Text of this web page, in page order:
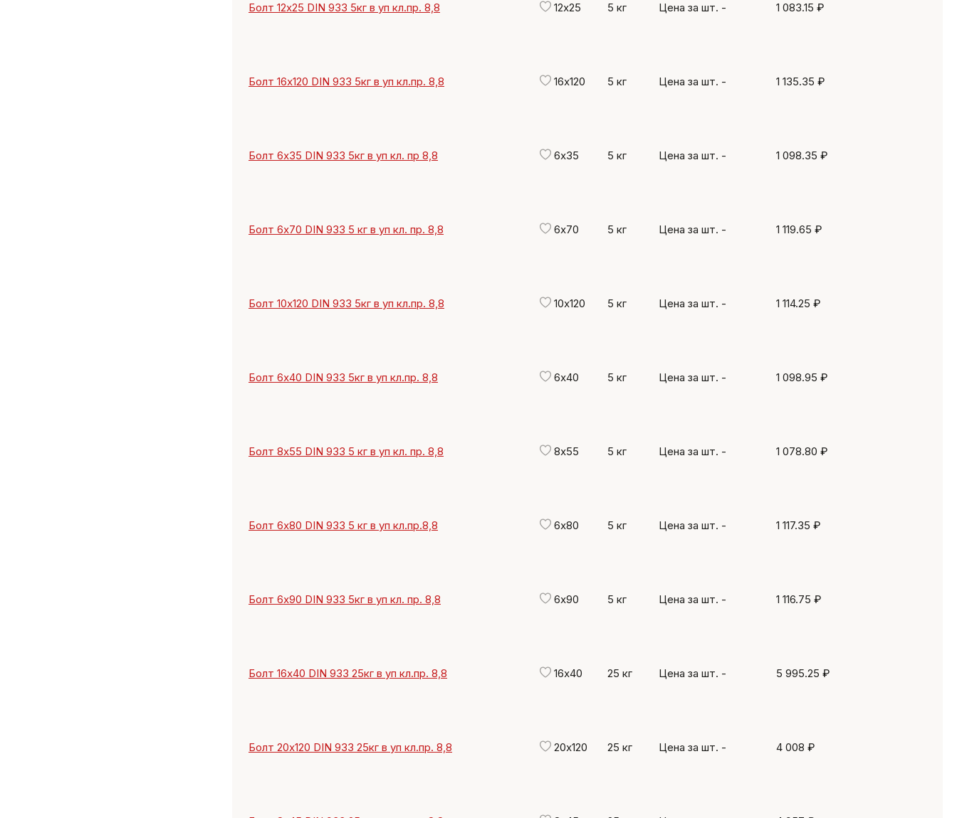
Болт 12х25 DIN 933 5кг в уп кл.пр. 8,8 12х25 5 кг Цена за шт. - 1 083.15 ₽
Болт 16х120 DIN 933 5кг в уп кл.пр. 8,8 16х120 5 кг Цена за шт. - 1 135.35 ₽
Болт 6х35 DIN 933 5кг в уп кл. пр 8,8 6х35 5 кг Цена за шт. - 1 098.35 ₽
Болт 6х70 DIN 933 5 кг в уп кл. пр. 8,8 6х70 5 кг Цена за шт. - 1 119.65 ₽
Болт 10х120 DIN 933 5кг в уп кл.пр. 8,8 10х120 5 кг Цена за шт. - 1 114.25 ₽
Болт 6х40 DIN 933 5кг в уп кл.пр. 8,8 6х40 5 кг Цена за шт. - 1 098.95 ₽
Болт 8х55 DIN 933 5 кг в уп кл. пр. 8,8 8х55 5 кг Цена за шт. - 1 078.80 ₽
Болт 6х80 DIN 933 5 кг в уп кл.пр.8,8 6х80 5 кг Цена за шт. - 1 117.35 ₽
Болт 6х90 DIN 933 5кг в уп кл. пр. 8,8 6х90 5 кг Цена за шт. - 1 116.75 ₽
Болт 16х40 DIN 933 25кг в уп кл.пр. 8,8 16х40 25 кг Цена за шт. - 5 995.25 ₽
Болт 20х120 DIN 933 25кг в уп кл.пр. 8,8 20х120 25 кг Цена за шт. - 4 008 ₽